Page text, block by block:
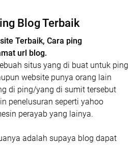
Blog Terbaik
Terbaik, Cara ping
url blog.
situs yang di buat untuk ping
website punya orang lain
di ping/yang di sumit tersebut
penelusuran seperti yahoo
perayab yang lainya.
adalah supaya blog dapat